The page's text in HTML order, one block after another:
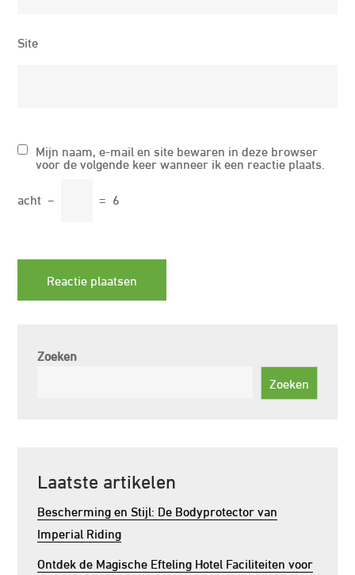
Site
Mijn naam, e-mail en site bewaren in deze browser
voor de volgende keer wanneer ik een reactie plaats.
acht − = 6
Zoeken
Zoeken
Laatste artikelen
Bescherming en Stijl: De Bodyprotector van
Imperial Riding
Ontdek de Magische Efteling Hotel Faciliteiten voor